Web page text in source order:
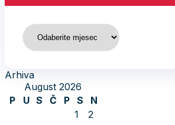
Arhiva
Arhiva
August 2026
P
U S Č P S
N
1
2